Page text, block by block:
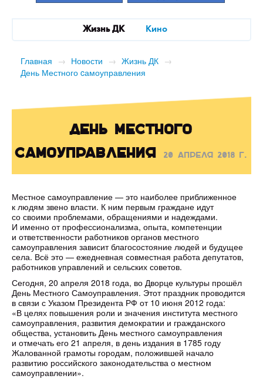
Жизнь ДК Кино
Главная → Новости → Жизнь ДК →
День Местного cамоуправления
День Местного
cамоуправления
20 апреля 2018 г.
Местное самоуправление — это наиболее приближенное
к людям звено власти. К ним первым граждане идут
со своими проблемами, обращениями и надеждами.
И именно от профессионализма, опыта, компетенции
и ответственности работников органов местного
самоуправления зависит благосостояние людей и будущее
села. Всё это — ежедневная совместная работа депутатов,
работников управлений и сельских советов.
Сегодня, 20 апреля 2018 года, во Дворце культуры прошёл
День Местного Самоуправления. Этот праздник проводится
в связи с Указом Президента РФ от 10 июня 2012 года:
«В целях повышения роли и значения института местного
самоуправления, развития демократии и гражданского
общества, установить День местного самоуправления
и отмечать его 21 апреля, в день издания в 1785 году
Жалованной грамоты городам, положившей начало
развитию российского законодательства о местном
самоуправлении».